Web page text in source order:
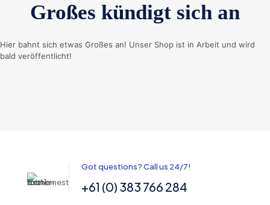
Großes kündigt sich an
Hier bahnt sich etwas Großes an! Unser Shop ist in Arbeit und wird
bald veröffentlicht!
Got questions? Call us 24/7!
+61 (0) 383 766 284